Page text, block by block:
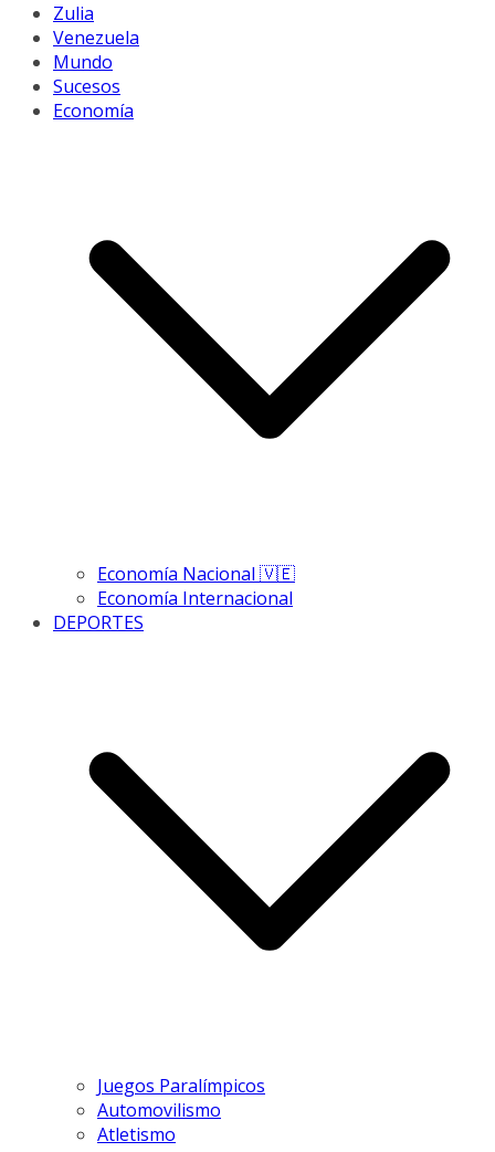
Zulia
Venezuela
Mundo
Sucesos
Economía
Economía Nacional 🇻🇪
Economía Internacional
DEPORTES
Juegos Paralímpicos
Automovilismo
Atletismo